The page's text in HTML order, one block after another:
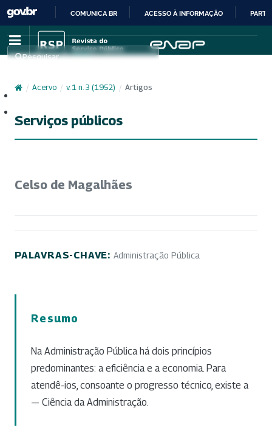
IR
PARA
CONTEÚDO
COMUNICA BR ACESSO À INFORMAÇÃO
Pesquisar
/ Acervo / v. 1 n. 3 (1952) / Artigos
Serviços públicos
Celso de Magalhães
PALAVRAS-CHAVE: Administração Pública
Resumo
Na Administração Pública há dois princípios
predominantes: a eficiência e a economia. Para
atendê-ios, consoante o progresso técnico, existe a
— Ciência da Administração.